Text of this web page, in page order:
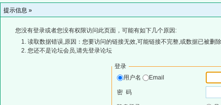
提示信息 »
您没有登录或者您没有权限访问此页面，可能有如下几个原因:
读取数据错误,原因：您要访问的链接无效,可能链接不完整,或数据已被删
您还不是论坛会员,请先登录论坛
登录
用户名
Email
密 码